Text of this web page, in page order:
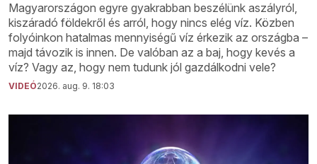
Magyarországon egyre gyakrabban beszélünk aszályról,
kiszáradó földekről és arról, hogy nincs elég víz. Közben
folyóinkon hatalmas mennyiségű víz érkezik az országba –
majd távozik is innen. De valóban az a baj, hogy kevés a
víz? Vagy az, hogy nem tudunk jól gazdálkodni vele?
VIDEÓ2026. aug. 9. 18:03